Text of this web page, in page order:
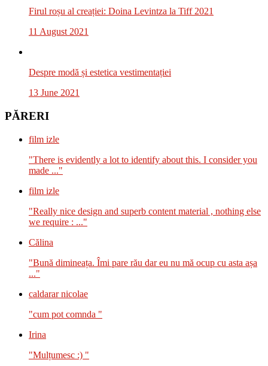
Firul roșu al creației: Doina Levintza la Tiff 2021
11 August 2021
Despre modă și estetica vestimentației
13 June 2021
PĂRERI
film izle
"There is evidently a lot to identify about this. I consider you
made ..."
film izle
"Really nice design and superb content material , nothing else
we require : ..."
Călina
"Bună dimineața. Îmi pare rău dar eu nu mă ocup cu asta așa
..."
caldarar nicolae
"cum pot comnda "
Irina
"Mulțumesc :) "